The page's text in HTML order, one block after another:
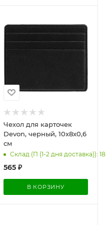
Чехол для карточек
Devon, черный, 10х8x0,6
см
Склад (П (1-2 дня доставка)):
565₽
В КОРЗИНУ